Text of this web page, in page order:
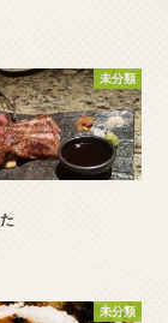
未分類
未分類